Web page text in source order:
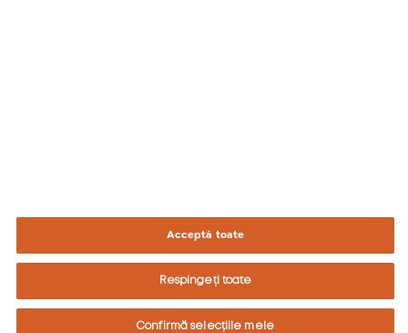
Directiva Consiliului CE 89/622/CEE:
Acceptă toate
Respingeți toate
Confirmă selecțiile mele